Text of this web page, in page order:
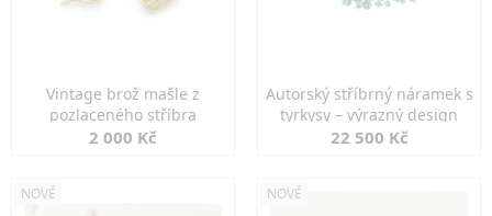
Vintage brož mašle z
pozlaceného stříbra
2 000 Kč
Autorský stříbrný náramek s
tyrkysy – výrazný design
22 500 Kč
NOVÉ NOVÉ